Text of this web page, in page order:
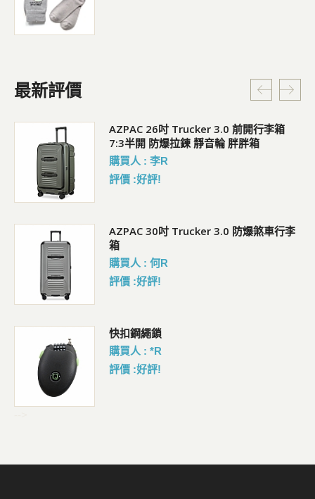
最新評價
AZPAC 26吋 Trucker 3.0 前開行李箱
7:3半開 防爆拉鍊 靜音輪 胖胖箱
購買人 : 李R
評價 :好評!
AZPAC 30吋 Trucker 3.0 防爆煞車行李
箱
購買人 : 何R
評價 :好評!
快扣鋼繩鎖
購買人 : *R
評價 :好評!